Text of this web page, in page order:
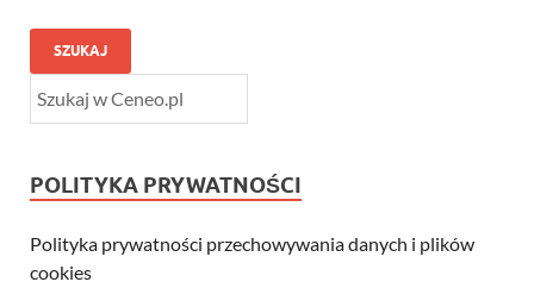
SZUKAJ
POLITYKA PRYWATNOŚCI
Polityka prywatności przechowywania danych i plików
cookies